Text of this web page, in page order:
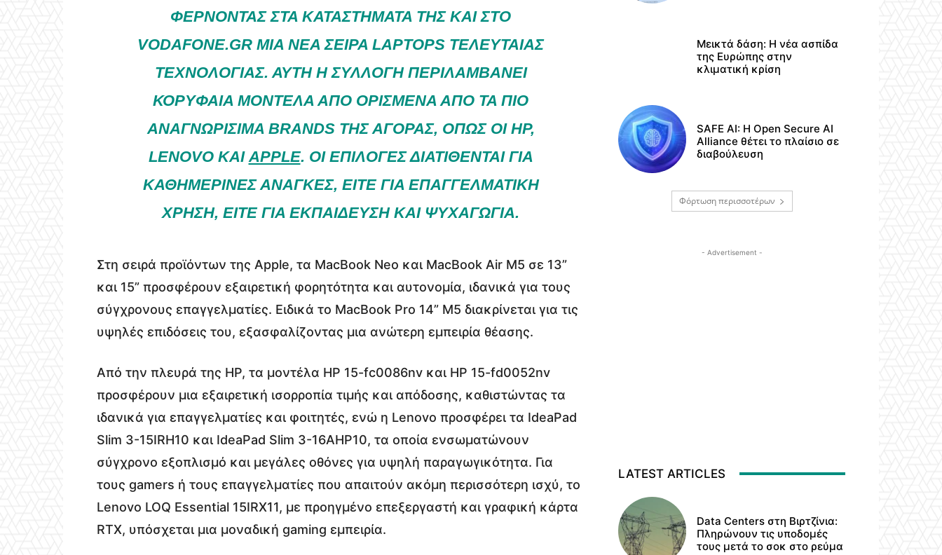
ΦΈΡΝΟΝΤΑΣ ΣΤΑ ΚΑΤΑΣΤΉΜΑΤΆ ΤΗΣ ΚΑΙ ΣΤΟ
VODAFONE.GR ΜΙΑ ΝΈΑ ΣΕΙΡΆ LAPTOPS ΤΕΛΕΥΤΑΊΑΣ
ΤΕΧΝΟΛΟΓΊΑΣ. ΑΥΤΉ Η ΣΥΛΛΟΓΉ ΠΕΡΙΛΑΜΒΆΝΕΙ
ΚΟΡΥΦΑΊΑ ΜΟΝΤΈΛΑ ΑΠΌ ΟΡΙΣΜΈΝΑ ΑΠΌ ΤΑ ΠΙΟ
ΑΝΑΓΝΩΡΊΣΙΜΑ BRANDS ΤΗΣ ΑΓΟΡΆΣ, ΌΠΩΣ ΟΙ HP,
LENOVO ΚΑΙ APPLE. ΟΙ ΕΠΙΛΟΓΈΣ ΔΙΑΤΊΘΕΝΤΑΙ ΓΙΑ
ΚΑΘΗΜΕΡΙΝΈΣ ΑΝΆΓΚΕΣ, ΕΊΤΕ ΓΙΑ ΕΠΑΓΓΕΛΜΑΤΙΚΉ
ΧΡΉΣΗ, ΕΊΤΕ ΓΙΑ ΕΚΠΑΊΔΕΥΣΗ ΚΑΙ ΨΥΧΑΓΩΓΊΑ.
Στη σειρά προϊόντων της Apple, τα MacBook Neo και MacBook Air M5 σε 13”
και 15” προσφέρουν εξαιρετική φορητότητα και αυτονομία, ιδανικά για τους
σύγχρονους επαγγελματίες. Ειδικά το MacBook Pro 14” M5 διακρίνεται για τις
υψηλές επιδόσεις του, εξασφαλίζοντας μια ανώτερη εμπειρία θέασης.
Από την πλευρά της HP, τα μοντέλα HP 15-fc0086nv και HP 15-fd0052nv
προσφέρουν μια εξαιρετική ισορροπία τιμής και απόδοσης, καθιστώντας τα
ιδανικά για επαγγελματίες και φοιτητές, ενώ η Lenovo προσφέρει τα IdeaPad
Slim 3-15IRH10 και IdeaPad Slim 3-16AHP10, τα οποία ενσωματώνουν
σύγχρονο εξοπλισμό και μεγάλες οθόνες για υψηλή παραγωγικότητα. Για
τους gamers ή τους επαγγελματίες που απαιτούν ακόμη περισσότερη ισχύ, το
Lenovo LOQ Essential 15IRX11, με προηγμένο επεξεργαστή και γραφική κάρτα
RTX, υπόσχεται μια μοναδική gaming εμπειρία.
Μεικτά δάση: Η νέα ασπίδα
της Ευρώπης στην
κλιματική κρίση
SAFE AI: Η Open Secure AI
Alliance θέτει το πλαίσιο σε
διαβούλευση
Φόρτωση περισσοτέρων
- Advertisement -
LATEST ARTICLES
Data Centers στη Βιρτζίνια:
Πληρώνουν τις υποδομές
τους μετά το σοκ στο ρεύμα